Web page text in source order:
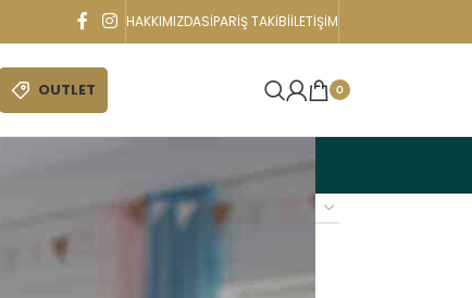
HAKKIMIZDASIPARIŞ TAKIBIİLETIŞIM
OUTLET 0